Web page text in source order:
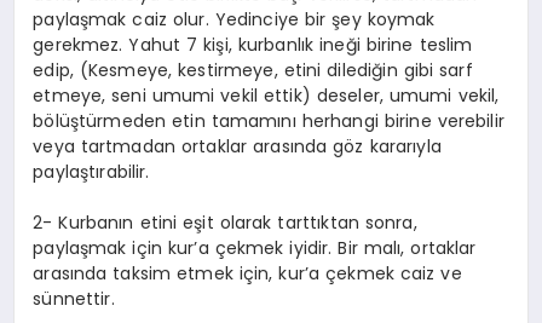
paylaşmak caiz olur. Yedinciye bir şey koymak
gerekmez. Yahut 7 kişi, kurbanlık ineği birine teslim
edip, (Kesmeye, kestirmeye, etini dilediğin gibi sarf
etmeye, seni umumi vekil ettik) deseler, umumi vekil,
bölüştürmeden etin tamamını herhangi birine verebilir
veya tartmadan ortaklar arasında göz kararıyla
paylaştırabilir.
2- Kurbanın etini eşit olarak tarttıktan sonra,
paylaşmak için kur’a çekmek iyidir. Bir malı, ortaklar
arasında taksim etmek için, kur’a çekmek caiz ve
sünnettir.